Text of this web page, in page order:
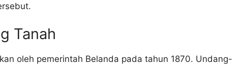
Tanah
oleh pemerintah Belanda pada tahun 1870. Undang-